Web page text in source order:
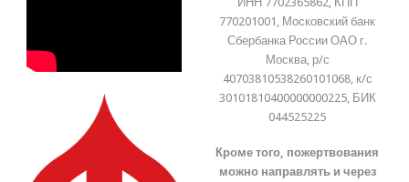
770201001, Московский банк
Сбербанка России ОАО г.
Москва, р/с
40703810538260101068, к/с
30101810400000000225, БИК
044525225
Кроме того, пожертвования
можно направлять и через